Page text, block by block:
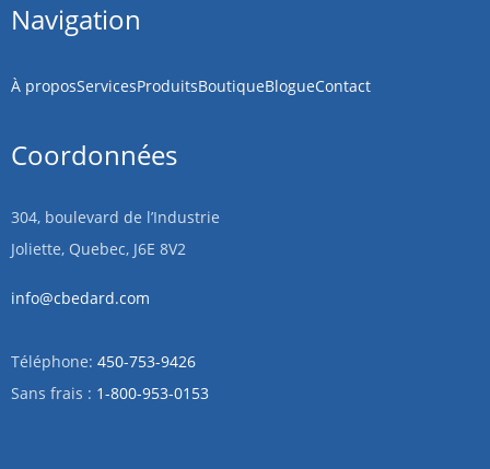
Navigation
À proposServicesProduitsBoutiqueBlogueContact
Coordonnées
304, boulevard de l’Industrie
Joliette, Quebec, J6E 8V2
info@cbedard.com
Téléphone: 450-753-9426
Sans frais : 1-800-953-0153